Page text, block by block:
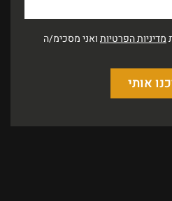
מדיניות הפרטיות ואני מסכימ/ה